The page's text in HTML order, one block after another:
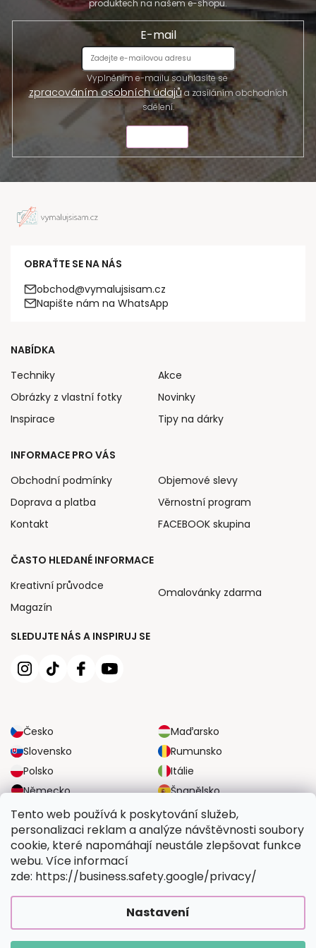
Tento web používá k poskytování služeb,
personalizaci reklam a analýze návštěvnosti soubory
cookie, které napomáhají neustále zlepšovat funkce
webu. Více informací
zde: https://business.safety.google/privacy/
Nastavení
produktech na našem e-shopu.
E-mail
Vyplněním e-mailu souhlasíte se
zpracováním osobních údajůa zasíláním obchodních
sdělení.
OBRAŤTE SE NA NÁS
obchod@vymalujsisam.cz
Napište nám na WhatsApp
SLEDUJTE NÁS A INSPIRUJ SE
Česko
Maďarsko
Slovensko
Rumunsko
Polsko
Itálie
Německo
Španělsko
Velká Británie
Rakousko
NABÍDKA
Techniky
Obrázky z vlastní fotky
Inspirace
Akce
Novinky
Tipy na dárky
INFORMACE PRO VÁS
Obchodní podmínky
Doprava a platba
Kontakt
Objemové slevy
Věrnostní program
FACEBOOK skupina
ČASTO HLEDANÉ INFORMACE
Kreativní průvodce
Magazín
Omalovánky zdarma
SPOLEHLIVÉ MOŽNOSTI DOPRAVY
BEZPEČNÉ MOŽNOSTI PLATBY